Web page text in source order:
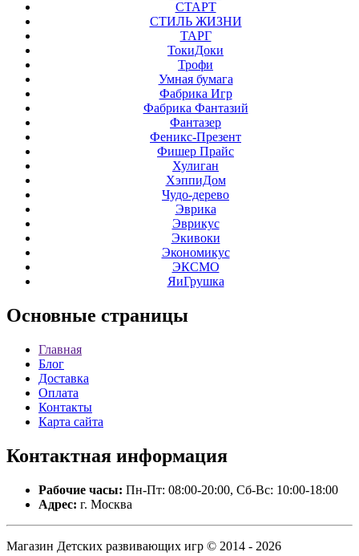
СТАРТ
СТИЛЬ ЖИЗНИ
ТАРГ
ТокиДоки
Трофи
Умная бумага
Фабрика Игр
Фабрика Фантазий
Фантазер
Феникс-Презент
Фишер Прайс
Хулиган
ХэппиДом
Чудо-дерево
Эврика
Эврикус
Экивоки
Экономикус
ЭКСМО
ЯиГрушка
Основные страницы
Главная
Блог
Доставка
Оплата
Контакты
Карта сайта
Контактная информация
Рабочие часы: Пн-Пт: 08:00-20:00, Сб-Вс: 10:00-18:00
Адрес: г. Москва
Магазин Детских развивающих игр © 2014 - 2026